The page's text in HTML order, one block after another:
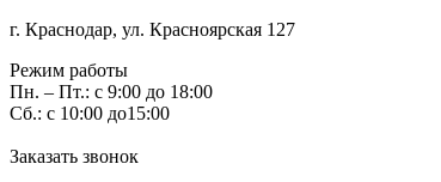
г. Краснодар, ул. Красноярская 127
Режим работы
Пн. – Пт.: с 9:00 до 18:00
Сб.: с 10:00 до15:00
Заказать звонок